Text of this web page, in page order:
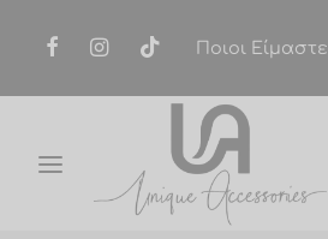
Ποιοι Είμαστε